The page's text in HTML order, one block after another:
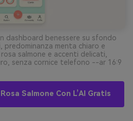
dashboard benessere su sfondo
menta chiaro e
salmone e accenti delicati,
senza cornice telefono --ar 16:9
Salmone Con L’AI Gratis